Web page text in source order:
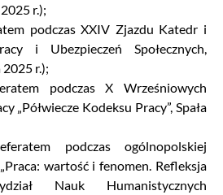
r.);
podczas XXIV Zjazdu Katedr i
i Ubezpieczeń Społecznych,
r.);
podczas X Wrześniowych
„Półwiecze Kodeksu Pracy”, Spała
podczas ogólnopolskiej
wartość i fenomen. Refleksja
Nauk Humanistycznych